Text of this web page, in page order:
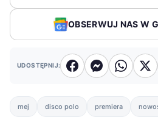
OBSERWUJ NAS W
UDOSTĘPNIJ:
mej disco polo premiera